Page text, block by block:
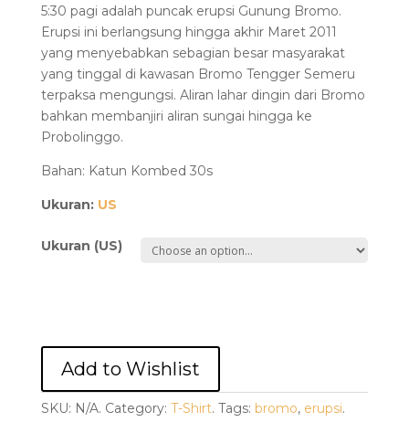
5:30 pagi adalah puncak erupsi Gunung Bromo.
Erupsi ini berlangsung hingga akhir Maret 2011
yang menyebabkan sebagian besar masyarakat
yang tinggal di kawasan Bromo Tengger Semeru
terpaksa mengungsi. Aliran lahar dingin dari Bromo
bahkan membanjiri aliran sungai hingga ke
Probolinggo.
Bahan: Katun Kombed 30s
Ukuran: US
Ukuran (US)
Add to Wishlist
SKU: N/A. Category: T-Shirt. Tags: bromo, erupsi.